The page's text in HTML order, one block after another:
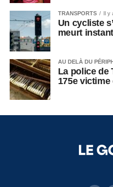
TRANSPORTS Il
Un cycliste
meurt
AU DELÀ DU
La police de
175e